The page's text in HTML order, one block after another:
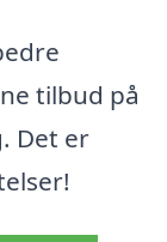
tilbud på
Det er